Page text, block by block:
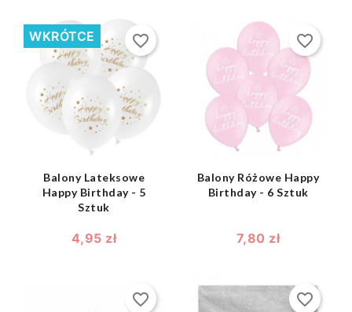
shopping_bag 
Balony Lateksowe
Happy Birthday - 5
Sztuk
4,95 zł
WKRÓTCE favorite_border
shopping_bag
Balony Różowe Happy
Birthday - 6 Sztuk
7,80 zł
favorite_border
favorite_border favorite_border